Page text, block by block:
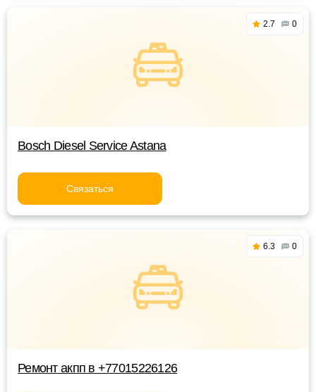
2.7 0
Bosch Diesel Service Astana
Связаться
6.3 0
Ремонт акпп в +77015226126